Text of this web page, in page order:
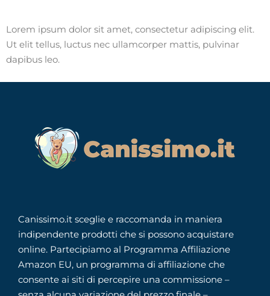
Lorem ipsum dolor sit amet, consectetur adipiscing elit.
Ut elit tellus, luctus nec ullamcorper mattis, pulvinar
dapibus leo.
Canissimo.it sceglie e raccomanda in maniera
indipendente prodotti che si possono acquistare
online. Partecipiamo al Programma Affiliazione
Amazon EU, un programma di affiliazione che
consente ai siti di percepire una commissione –